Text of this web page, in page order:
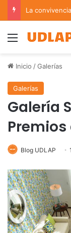
Menu
Inicio /Galerías
Galerías
Galería
Premios
Blog UDLAP